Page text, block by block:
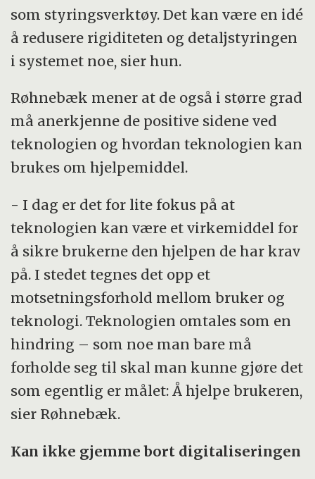
som styringsverktøy. Det kan være en idé
å redusere rigiditeten og detaljstyringen
i systemet noe, sier hun.
Røhnebæk mener at de også i større grad
må anerkjenne de positive sidene ved
teknologien og hvordan teknologien kan
brukes om hjelpemiddel.
- I dag er det for lite fokus på at
teknologien kan være et virkemiddel for
å sikre brukerne den hjelpen de har krav
på. I stedet tegnes det opp et
motsetningsforhold mellom bruker og
teknologi. Teknologien omtales som en
hindring – som noe man bare må
forholde seg til skal man kunne gjøre det
som egentlig er målet: Å hjelpe brukeren,
sier Røhnebæk.
Kan ikke gjemme bort digitaliseringen